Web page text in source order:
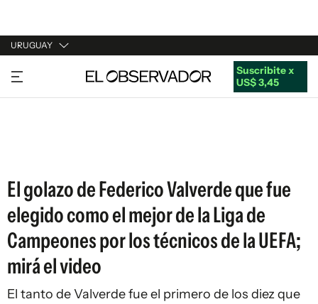
URUGUAY
URUGUAY
ARGENTINA
Suscribite x
US$ 3,45
El golazo de Federico Valverde que fue
elegido como el mejor de la Liga de
Campeones por los técnicos de la UEFA;
mirá el video
El tanto de Valverde fue el primero de los diez que